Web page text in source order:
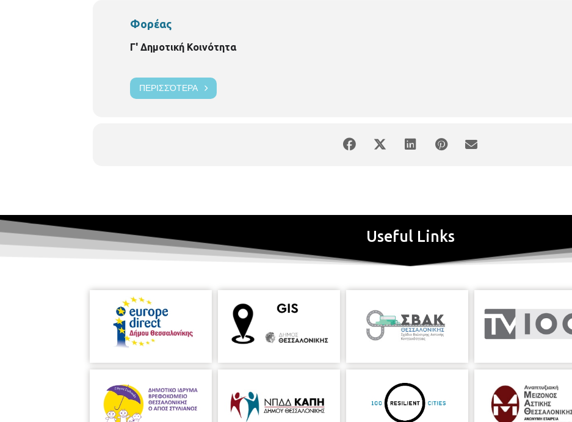
Φορέας
Γ' Δημοτική Κοινότητα
ΠΕΡΙΣΣΌΤΕΡΑ
Useful Links